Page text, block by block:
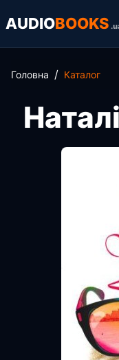
AUDIOBOOKS
Головна Каталог